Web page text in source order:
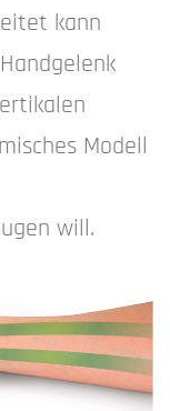
kann
Modell
will.